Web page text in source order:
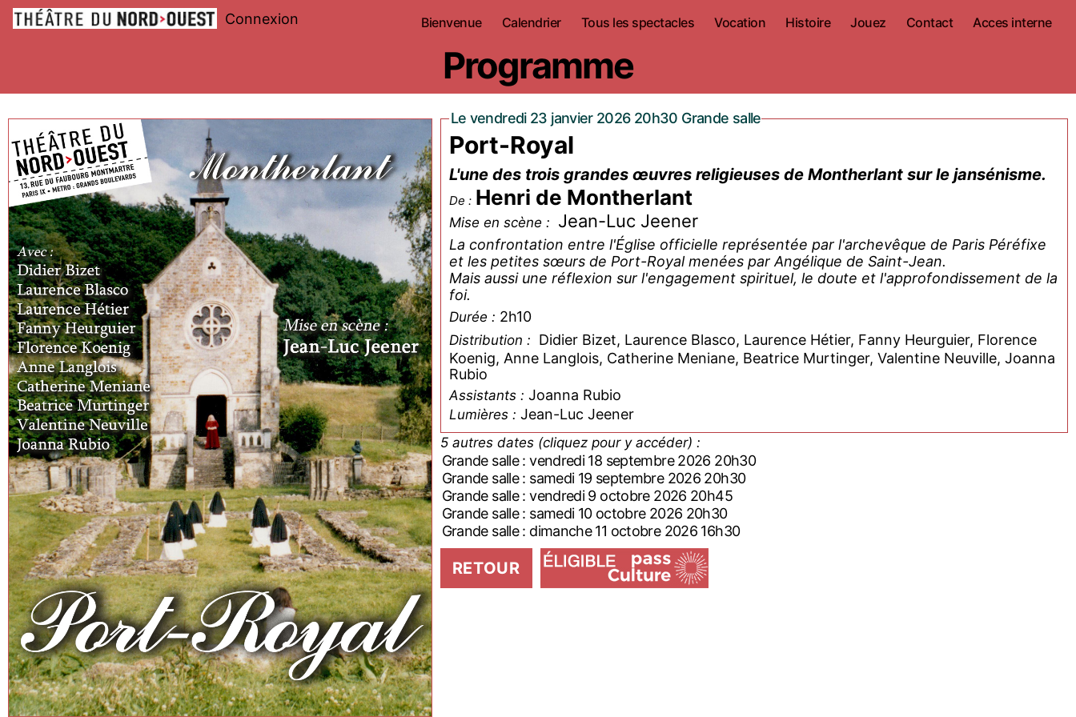
Connexion Bienvenue Calendrier Tous les spectacles Vocation Histoire Jouez Contact Acces interne
Programme
Le vendredi 23 janvier 2026 20h30 Grande salle
Port-Royal
L'une des trois grandes œuvres religieuses de Montherlant sur le jansénisme.
De : Henri de Montherlant
Mise en scène : Jean-Luc Jeener
La confrontation entre l'Église officielle représentée par l'archevêque de Paris Péréfixe
et les petites sœurs de Port-Royal menées par Angélique de Saint-Jean.
Mais aussi une réflexion sur l'engagement spirituel, le doute et l'approfondissement de la
foi.
Durée : 2h10
Distribution : Didier Bizet, Laurence Blasco, Laurence Hétier, Fanny Heurguier, Florence
Koenig, Anne Langlois, Catherine Meniane, Beatrice Murtinger, Valentine Neuville, Joanna
Rubio
Assistants : Joanna Rubio
Lumières : Jean-Luc Jeener
5 autres dates (cliquez pour y accéder) :
Grande salle : vendredi 18 septembre 2026 20h30
Grande salle : samedi 19 septembre 2026 20h30
Grande salle : vendredi 9 octobre 2026 20h45
Grande salle : samedi 10 octobre 2026 20h30
Grande salle : dimanche 11 octobre 2026 16h30